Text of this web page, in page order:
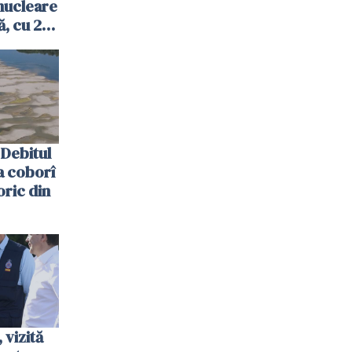
cu 2
coborî
din
vizită